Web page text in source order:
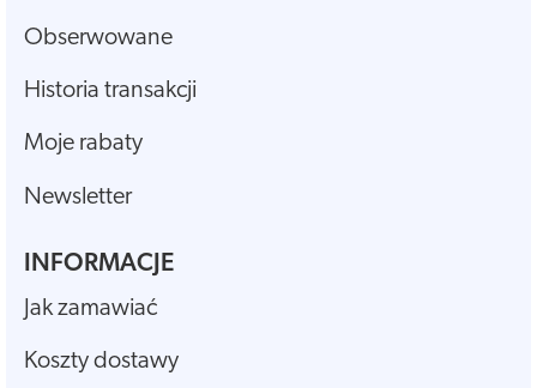
Obserwowane
Historia transakcji
Moje rabaty
Newsletter
INFORMACJE
Jak zamawiać
Koszty dostawy